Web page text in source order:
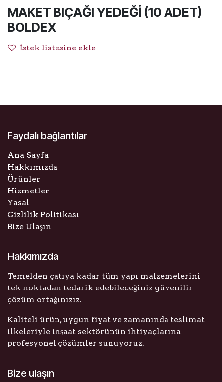
MAKET BIÇAĞI YEDEĞİ (10 ADET)
BOLDEX
İstek listesine ekle
Faydalı bağlantılar
Ana Sayfa
Hakkımızda
Ürünler
Hizmetler
Yasal
Gizlilik Politikası
Bize Ulaşın
Hakkımızda
Temelden çatıya kadar tüm yapı malzemelerini
tek noktadan tedarik edebileceğiniz güvenilir
çözüm ortağınızız.
Kaliteli ürün, uygun fiyat ve zamanında teslimat
ilkeleriyle inşaat sektörünün ihtiyaçlarına
profesyonel çözümler sunuyoruz.
Bize ulaşın